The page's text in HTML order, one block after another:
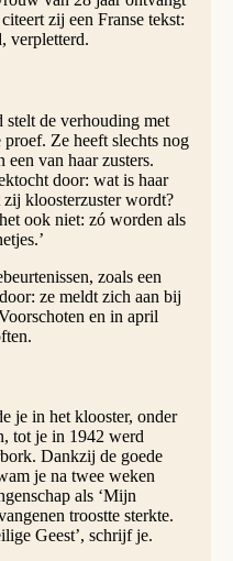
zij een Franse tekst:
verpletterd.
stelt de verhouding met
Ze heeft slechts nog
een van haar zusters.
door: wat is haar
kloosterzuster wordt?
ook niet: zó worden als
zoals een
ze meldt zich aan bij
en in april
je in het klooster, onder
tot je in 1942 werd
Dankzij de goede
je na twee weken
als ‘Mijn
troostte sterkte.
Geest’, schrijf je.